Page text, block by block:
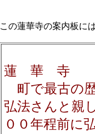
この蓮華寺の案内板に
蓮 華 寺
町で最古の
弘法さんと親
００年程前に